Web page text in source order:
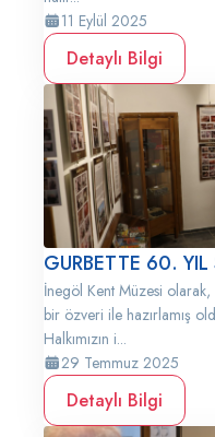
11 Eylül 2025
Detaylı Bilgi
GURBETTE 60. YIL
İnegöl Kent Müzesi
bir özveri ile hazırlamış
Halkımızın i...
29 Temmuz 2025
Detaylı Bilgi